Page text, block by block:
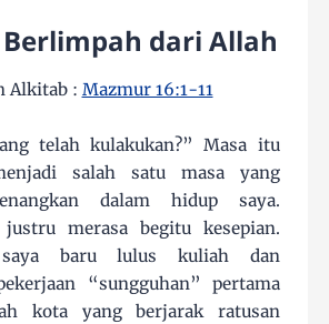
dari Allah
Alkitab : Mazmur 16:1-11
telah kulakukan?” Masa itu
salah satu masa yang
dalam hidup saya.
merasa begitu kesepian.
baru lulus kuliah dan
“sungguhan” pertama
kota yang berjarak ratusan